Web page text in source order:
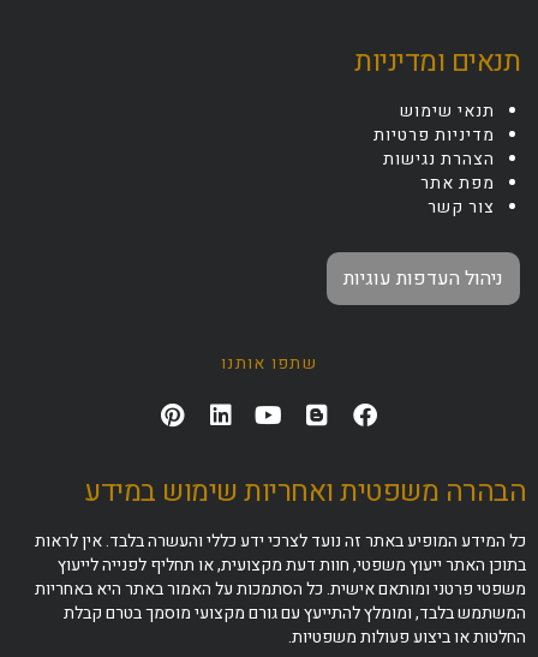
תנאים ומדיניות
תנאי שימוש
מדיניות פרטיות
הצהרת נגישות
מפת אתר
צור קשר
ניהול העדפות עוגיות
שתפו אותנו
הבהרה משפטית ואחריות שימוש במידע
כל המידע המופיע באתר זה נועד לצרכי ידע כללי והעשרה בלבד. אין לראות
בתוכן האתר ייעוץ משפטי, חוות דעת מקצועית, או תחליף לפנייה לייעוץ
משפטי פרטני ומותאם אישית. כל הסתמכות על האמור באתר היא באחריות
המשתמש בלבד, ומומלץ להתייעץ עם גורם מקצועי מוסמך בטרם קבלת
החלטות או ביצוע פעולות משפטיות.